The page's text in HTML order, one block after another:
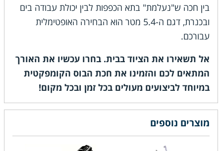
בין חכה ש"נעלמת" בתא הכפפות לבין יכולת עבודה בים
ובכנרת, דגם ה-5.4 מטר הוא הבחירה האופטימלית
עבורכם.
אל תשאירו את הציוד בבית. בחרו עכשיו את האורך
המתאים לכם והזמינו את חכת הבוס הקומפקטית
במיוחד לביצועים מעולים בכל זמן ובכל מקום!
מוצרים נוספים